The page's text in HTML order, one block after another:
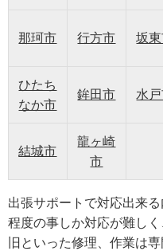
那珂市 行方市 坂
ひたち
なか市
鉾田市 水
結城市
龍ヶ崎
市
出張サポートで対応出来
程度の事しか対応が難し
旧といった修理、作業は